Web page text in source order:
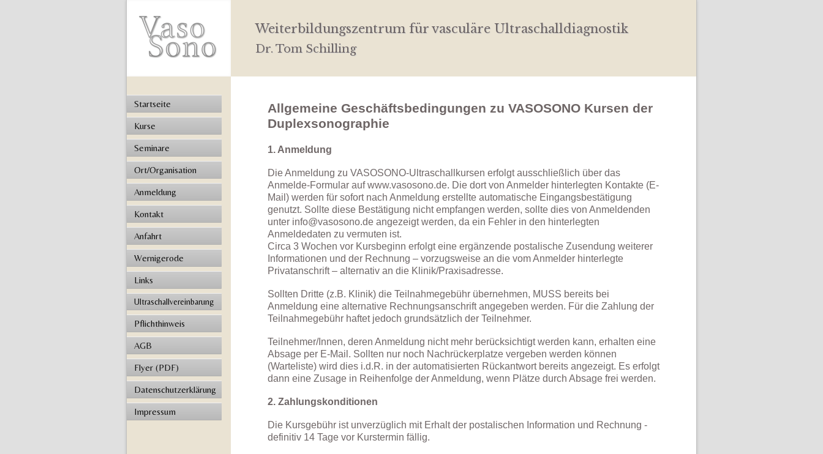
Startseite
Kurse
Seminare
Ort/Organisation
Anmeldung
Kontakt
Anfahrt
Wernigerode
Links
Ultraschallvereinbarung
Pflichthinweis
AGB
Flyer (PDF)
Datenschutzerklärung
Impressum
Weiterbildungszentrum für vasculäre Ultraschalldiagnostik
Dr. Tom Schilling
Allgemeine Geschäftsbedingungen zu VASOSONO Kursen der
Duplexsonographie
1. Anmeldung
Die Anmeldung zu VASOSONO-Ultraschallkursen erfolgt ausschließlich über das
Anmelde-Formular auf www.vasosono.de. Die dort von Anmelder hinterlegten Kontakte (E-
Mail) werden für sofort nach Anmeldung erstellte automatische Eingangsbestätigung
genutzt. Sollte diese Bestätigung nicht empfangen werden, sollte dies von Anmeldenden
unter info@vasosono.de angezeigt werden, da ein Fehler in den hinterlegten
Anmeldedaten zu vermuten ist.
Circa 3 Wochen vor Kursbeginn erfolgt eine ergänzende postalische Zusendung weiterer
Informationen und der Rechnung – vorzugsweise an die vom Anmelder hinterlegte
Privatanschrift – alternativ an die Klinik/Praxisadresse.
Sollten Dritte (z.B. Klinik) die Teilnahmegebühr übernehmen, MUSS bereits bei
Anmeldung eine alternative Rechnungsanschrift angegeben werden. Für die Zahlung der
Teilnahmegebühr haftet jedoch grundsätzlich der Teilnehmer.
Teilnehmer/Innen, deren Anmeldung nicht mehr berücksichtigt werden kann, erhalten eine
Absage per E-Mail. Sollten nur noch Nachrückerplatze vergeben werden können
(Warteliste) wird dies i.d.R. in der automatisierten Rückantwort bereits angezeigt. Es erfolgt
dann eine Zusage in Reihenfolge der Anmeldung, wenn Plätze durch Absage frei werden.
2. Zahlungskonditionen
Die Kursgebühr ist unverzüglich mit Erhalt der postalischen Information und Rechnung -
definitiv 14 Tage vor Kurstermin fällig.